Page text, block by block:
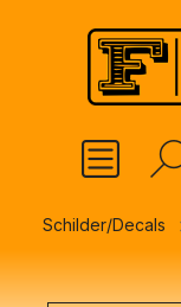
springen
Schilder/Decals